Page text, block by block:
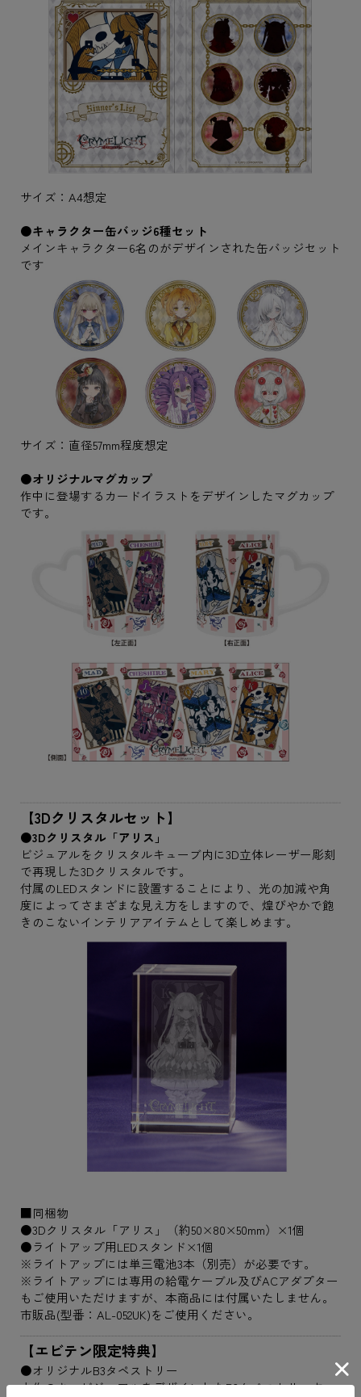
サイズ：A4想定
●キャラクター缶バッジ6種セット
メインキャラクター6名のがデザインされた缶バッジセット
です
サイズ：直径57mm程度想定
●オリジナルマグカップ
作中に登場するカードイラストをデザインしたマグカップ
です。
【3Dクリスタルセット】
●3Dクリスタル「アリス」
ビジュアルをクリスタルキューブ内に3D立体レーザー彫刻
で再現した3Dクリスタルです。
付属のLEDスタンドに設置することにより、光の加減や角
度によってさまざまな見え方をしますので、煌びやかで飽
きのこないインテリアアイテムとして楽しめます。
■同梱物
●3Dクリスタル「アリス」（約50×80×50mm）×1個
●ライトアップ用LEDスタンド×1個
※ライトアップには単三電池3本（別売）が必要です。
※ライトアップには専用の給電ケーブル及びACアダプター
もご使用いただけますが、本商品には付属いたしません。
市販品(型番：AL-052UK)をご使用ください。
【エビテン限定特典】
●オリジナルB3タペストリー
本作のキービジュアルをデザインしたB3タペストリーす。